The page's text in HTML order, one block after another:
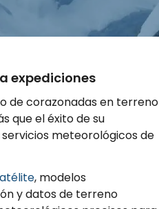
expediciones
de corazonadas en terreno
que el éxito de su
meteorológicos de
, modelos
y datos de terreno